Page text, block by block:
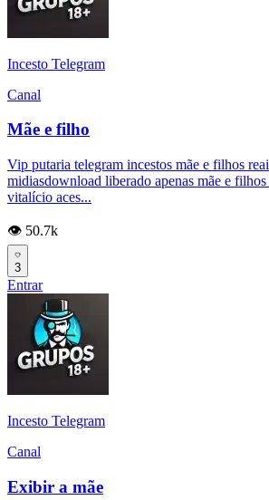
Incesto Telegram
Canal
Mãe e filho
Vip putaria telegram incestos mãe e filhos
midiasdownload liberado apenas mãe e filhos
vitalício aces...
👁️ 50.7k
3
Entrar
Incesto Telegram
Canal
Exibir a mãe